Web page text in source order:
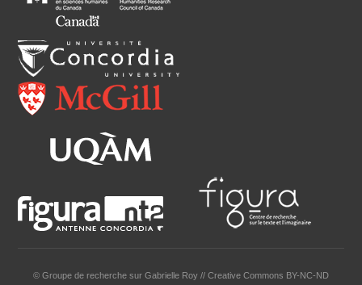
© Groupe de recherche sur Gabrielle Roy // Creative Commons BY-NC-ND